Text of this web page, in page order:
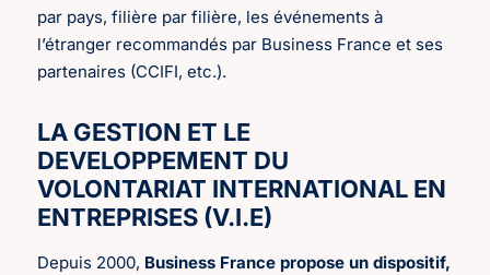
par pays, filière par filière, les événements à
l’étranger recommandés par Business France et ses
partenaires (CCIFI, etc.).
LA GESTION ET LE
DEVELOPPEMENT DU
VOLONTARIAT INTERNATIONAL EN
ENTREPRISES (V.I.E)
Depuis 2000, Business France propose un dispositif,